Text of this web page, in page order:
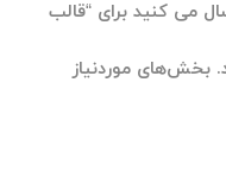
می کنید برای “قالب
بخش‌های موردنیاز